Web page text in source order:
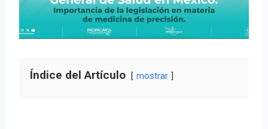
Índice del Artículo mostrar